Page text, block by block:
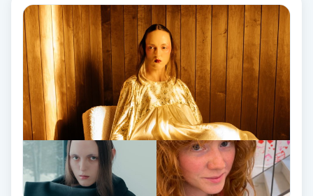
Regndroppsmassage
Reiki
Reikihealing
Reiki massage
Restorative Yoga